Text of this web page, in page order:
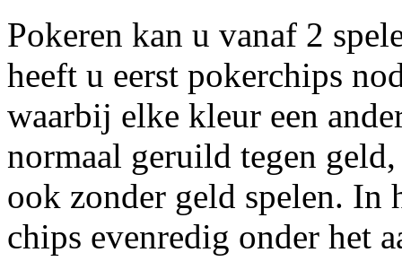
Pokeren kan u vanaf 2
heeft u eerst pokerchips
waarbij elke kleur een
normaal geruild tegen
ook zonder geld spelen. In
chips evenredig onder het